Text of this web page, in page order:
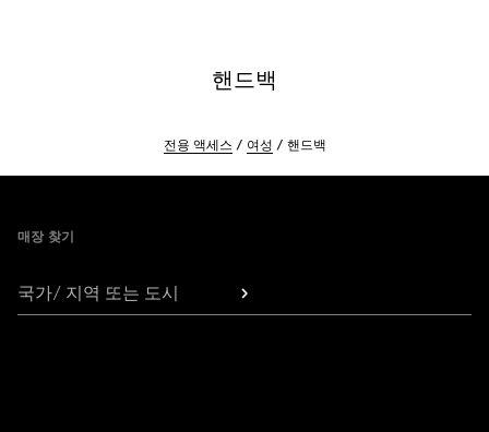
핸드백
전용 액세스 여성 핸드백
매장 찾기
국가/ 지역 또는 도시